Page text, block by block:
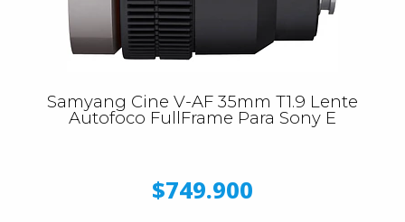
Samyang Cine V-AF 35mm T1.9 Lente
Autofoco FullFrame Para Sony E
$749.900